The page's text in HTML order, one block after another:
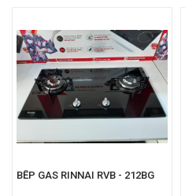
BẾP GAS RINNAI RVB - 212BG